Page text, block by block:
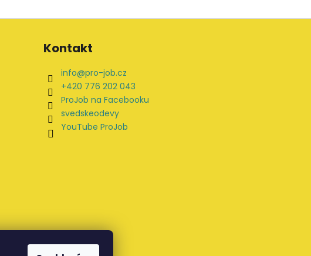
Kontakt
info@pro-job.cz
+420 776 202 043
ProJob na Facebooku
svedskeodevy
YouTube ProJob